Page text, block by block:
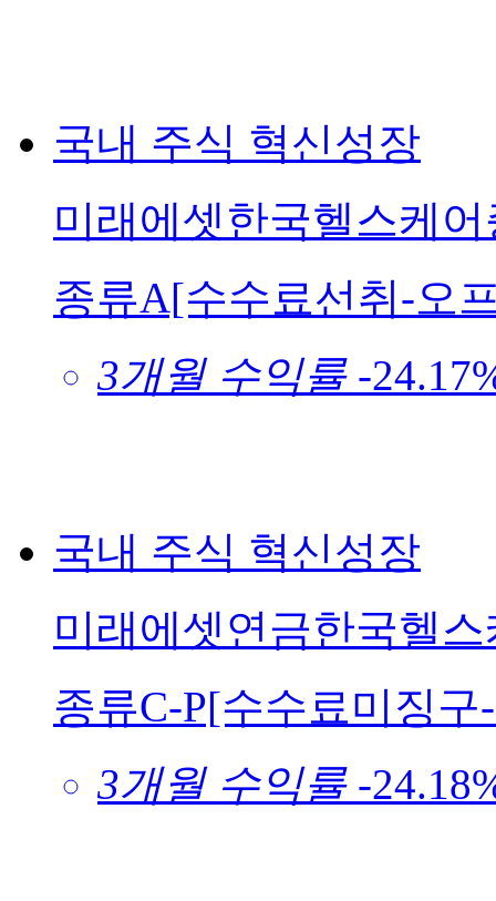
국내 주식 혁신성장
미래에셋한국헬스케
종류A[수수료선취-오
3개월 수익률 -
국내 주식 혁신성장
미래에셋연금한국헬
종류C-P[수수료미징
3개월 수익률 -